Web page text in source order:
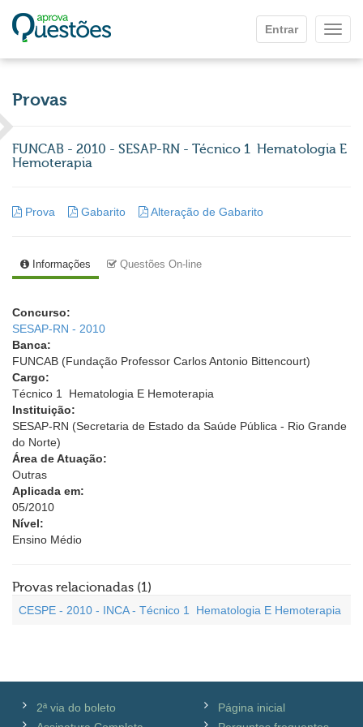
Entrar
Provas
FUNCAB - 2010 - SESAP-RN - Técnico 1  Hematologia E
Hemoterapia
Prova Gabarito Alteração de Gabarito
Informações Questões On-line
Concurso:
SESAP-RN - 2010
Banca:
FUNCAB (Fundação Professor Carlos Antonio Bittencourt)
Cargo:
Técnico 1  Hematologia E Hemoterapia
Instituição:
SESAP-RN (Secretaria de Estado da Saúde Pública - Rio Grande
do Norte)
Área de Atuação:
Outras
Aplicada em:
05/2010
Nível:
Ensino Médio
Provas relacionadas (1)
CESPE - 2010 - INCA - Técnico 1  Hematologia E Hemoterapia
2ª via do boleto
Página inicial